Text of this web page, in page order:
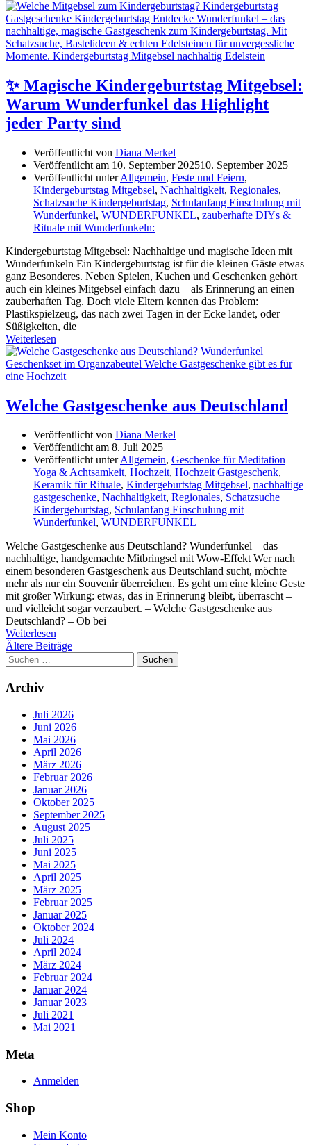
✨ Magische Kindergeburtstag Mitgebsel:
Warum Wunderfunkel das Highlight
jeder Party sind
Veröffentlicht von Diana Merkel
Veröffentlicht am 10. September 202510. September 2025
Veröffentlicht unterAllgemein, Feste und Feiern,
Kindergeburtstag Mitgebsel, Nachhaltigkeit, Regionales,
Schatzsuche Kindergeburtstag, Schulanfang Einschulung mit
Wunderfunkel, WUNDERFUNKEL, zauberhafte DIYs &
Rituale mit Wunderfunkeln:
Kindergeburtstag Mitgebsel: Nachhaltige und magische Ideen mit
Wunderfunkeln Ein Kindergeburtstag ist für die kleinen Gäste etwas
ganz Besonderes. Neben Spielen, Kuchen und Geschenken gehört
auch ein kleines Mitgebsel einfach dazu – als Erinnerung an einen
zauberhaften Tag. Doch viele Eltern kennen das Problem:
Plastikspielzeug, das nach zwei Tagen in der Ecke landet, oder
Süßigkeiten, die
Weiterlesen
Welche Gastgeschenke aus Deutschland
Veröffentlicht von Diana Merkel
Veröffentlicht am 8. Juli 2025
Veröffentlicht unterAllgemein, Geschenke für Meditation
Yoga & Achtsamkeit, Hochzeit, Hochzeit Gastgeschenk,
Keramik für Rituale, Kindergeburtstag Mitgebsel, nachhaltige
gastgeschenke, Nachhaltigkeit, Regionales, Schatzsuche
Kindergeburtstag, Schulanfang Einschulung mit
Wunderfunkel, WUNDERFUNKEL
Welche Gastgeschenke aus Deutschland? Wunderfunkel – das
nachhaltige, handgemachte Mitbringsel mit Wow-Effekt Wer nach
einem besonderen Gastgeschenk aus Deutschland sucht, möchte
mehr als nur ein Souvenir überreichen. Es geht um eine kleine Geste
mit großer Wirkung: etwas, das in Erinnerung bleibt, überrascht –
und vielleicht sogar verzaubert. – Welche Gastgeschenke aus
Deutschland? – Ob bei
Weiterlesen
Beitragsnavigation
Ältere Beiträge
Suchen
nach:
Archiv
Juli 2026
Juni 2026
Mai 2026
April 2026
März 2026
Februar 2026
Januar 2026
Oktober 2025
September 2025
August 2025
Juli 2025
Juni 2025
Mai 2025
April 2025
März 2025
Februar 2025
Januar 2025
Oktober 2024
Juli 2024
April 2024
März 2024
Februar 2024
Januar 2024
Januar 2023
Juli 2021
Mai 2021
Meta
Anmelden
Shop
Mein Konto